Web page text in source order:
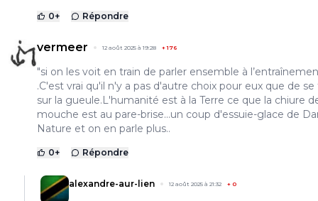
0+ Répondre
vermeer 12 août 2025 à 19:28 +176
"si on les voit en train de parler ensemble à
.C'est vrai qu'il n'y a pas d'autre choix pour eux que de
sur la gueule.L'humanité est à la Terre ce que la chiure
mouche est au pare-brise...un coup d'essuie-glace de
Nature et on en parle plus..
0+ Répondre
alexandre-aur-lien 12 août 2025 à 21:32 + 0